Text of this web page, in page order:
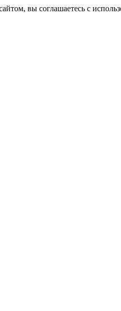
вы соглашаетесь с